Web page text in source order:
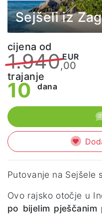
Sejšeli iz
cijena od
1.940 EUR
,00
trajanje
10 dana
Putovanje na Sejšele
Ovo rajsko otočje u
po bijelim